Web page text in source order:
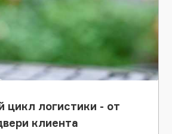
цикл логистики - от
клиента